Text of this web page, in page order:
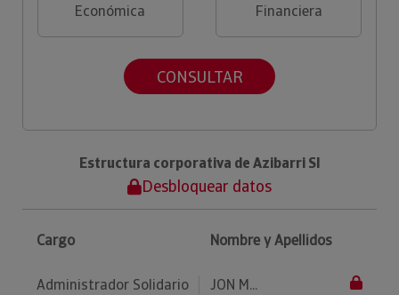
Económica
Financiera
CONSULTAR
Estructura corporativa de Azibarri Sl
Desbloquear datos
Cargo Nombre y Apellidos
Administrador Solidario JON M...